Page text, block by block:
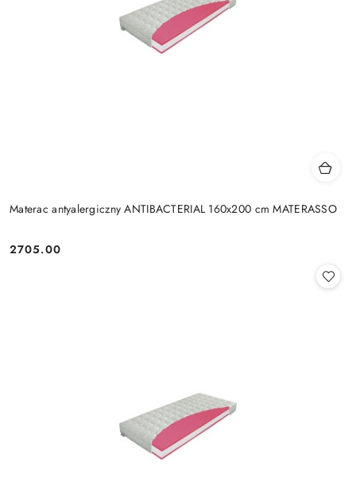
Materac antyalergiczny ANTIBACTERIAL 160x200 cm MATERASSO
Cena:
2705.00